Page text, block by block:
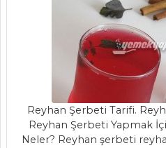
Tavuk Etli Makarna
Patlıcanlı Pilav
Pilav ve Makarna
Tüm Tarifleri
PASTA VE
TATLILAR
Reyhan Şerbeti Tarifi.
Reyhan Şerbeti Yapmak
Neler? Reyhan şerbeti